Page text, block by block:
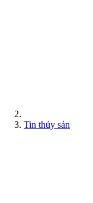
Tin thủy sản